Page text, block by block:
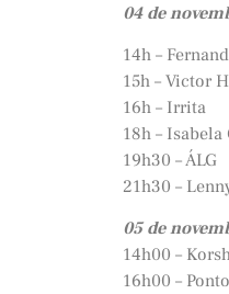
04 de
14h –
15h – Victor
16h – Irrita
18h – Isabela
19h30 – ÁLG
21h30 –
05 de
14h00 –
16h00 –